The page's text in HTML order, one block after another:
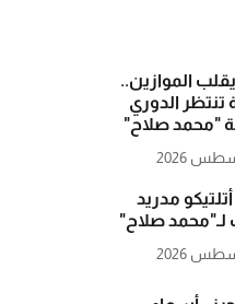
الموازين..
الدوري
"محمد صلاح"
مدريد
لـ"محمد صلاح"